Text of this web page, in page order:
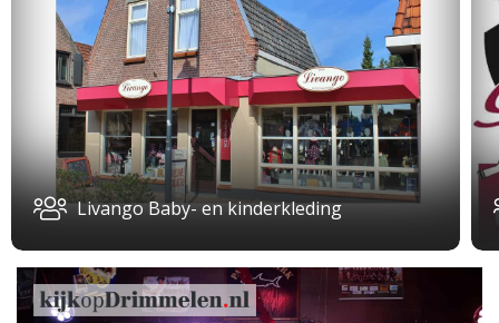
Livango Baby- en kinderkleding